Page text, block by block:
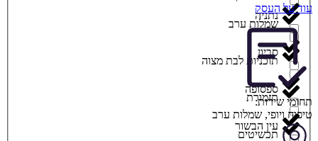
שמלות ערב
תוכניות לבת מצוה
תזמורת
תכשיטים
נתניה
סביון
ספסופה
עין הבשור
עוד על העסק
תחומי שירות:
טיפוח ויופי, שמלות ערב